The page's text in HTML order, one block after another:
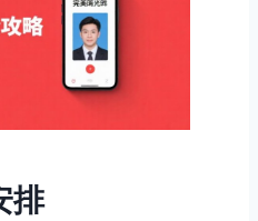
排